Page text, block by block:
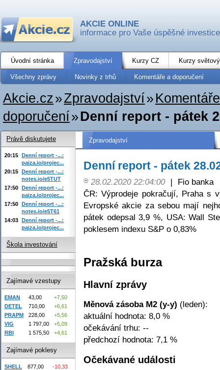
AKCIE ONLINE
informace pro Vaše úspěšné investice
Úvodní stránka Zpravodajství Kurzy CZ Kurzy
Všechny zprávy Novinky z trhů Komentáře a doporučení
Akcie.cz»Zpravodajství»
doporučení»Denní report - pátek
Zpravodajství
Denní report - pátek
28.02.2020 22:04:00 |
Fio banka
ČR: Výprodeje pokračují, Praha s
Evropské akcie za sebou mají
pátek odepsal 3,9 %, USA: Wall
poklesem indexu S&P o 0,83%
Pražská burza
Hlavní zprávy
Měnová zásoba M2 (y-y) (leden):
aktuální hodnota: 8,0 %
očekávání trhu: --
předchozí hodnota: 7,1 %
Očekávané události
Právě diskutujete
20:15 Denní report -...:
paiza.io/projec...
20:15 Denní report -...:
notes.io/e5TUT
17:50 Denní report -...:
paiza.io/projec...
17:50 Denní report -...:
notes.io/e5T61
14:03 Denní report -...:
paiza.io/projec...
Škola investování
Zajímavé vzestupy
EMAN 43,00
+7,50
DETEL
710,00
+6,61
PRAPM
228,00
+5,56
VIG
1 797,00
+5,09
RBI
1 575,50 +4,61
Zajímavé poklesy
SHELL 877,00
-10,33